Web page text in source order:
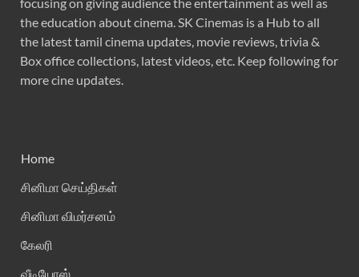
the education about cinema. SK Cinemas is a Hub to all
the latest tamil cinema updates, movie reviews, trivia &
Box office collections, latest videos, etc. Keep following for
more cine updates.
Home
சினிமா செய்திகள்
சினிமா விமர்சனம்
கேலரி
வீடியோஸ்